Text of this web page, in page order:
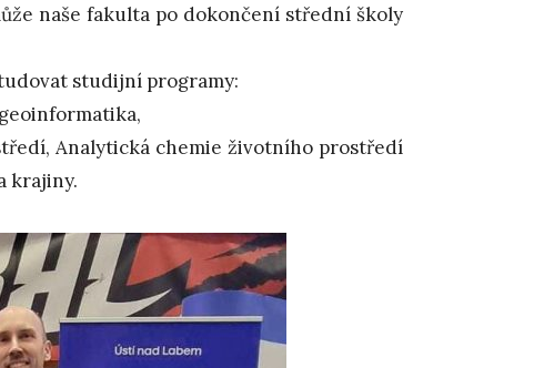
naše fakulta po dokončení střední školy
studijní programy:
Analytická chemie životního prostředí
krajiny.